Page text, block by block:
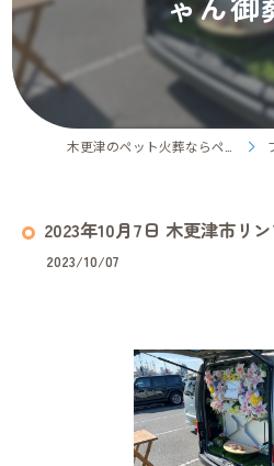
2023年10月7日 木更津市リ
2023/10/07